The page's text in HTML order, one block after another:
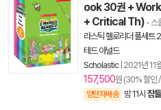
ook 30권 +
+ Critical Th) - 스
라스틱 헬로리더 풀세트 2
테드 아널드
Scholastic| 2021년 11
157,500원 (30% 할인
양탄자배송 밤 11시 잠